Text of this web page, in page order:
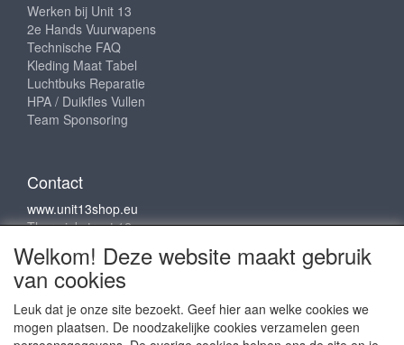
Werken bij Unit 13
2e Hands Vuurwapens
Technische FAQ
Kleding Maat Tabel
Luchtbuks Reparatie
HPA / Duikfles Vullen
Team Sponsoring
Contact
www.unit13shop.eu
Thermiekstraat 12
6361 HB Nuth
info@unit13shop.eu
Sociale media
Welkom! Deze website maakt gebruik
van cookies
Leuk dat je onze site bezoekt. Geef hier aan welke cookies we
mogen plaatsen. De noodzakelijke cookies verzamelen geen